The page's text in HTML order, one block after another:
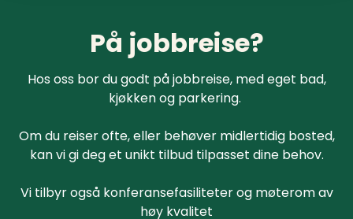
På jobbreise?
Hos oss bor du godt på jobbreise, med eget bad,
kjøkken og parkering.
Om du reiser ofte, eller behøver midlertidig bosted,
kan vi gi deg et unikt tilbud tilpasset dine behov.
Vi tilbyr også konferansefasiliteter og møterom av
høy kvalitet